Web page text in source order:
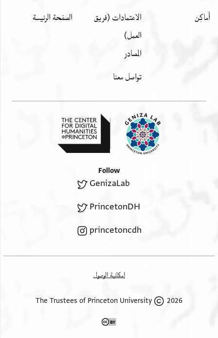
أَماكِن
الاعتمادات (فريق
العمل)
المصادر
تواصل معنا
الصفحة الرئيسة
Follow
GenizaLab
PrincetonDH
princetoncdh
إمكانية الوصول
2026 The Trustees of Princeton University